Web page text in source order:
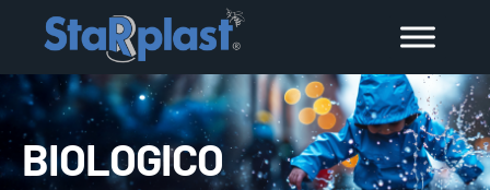
BIOLOGICO